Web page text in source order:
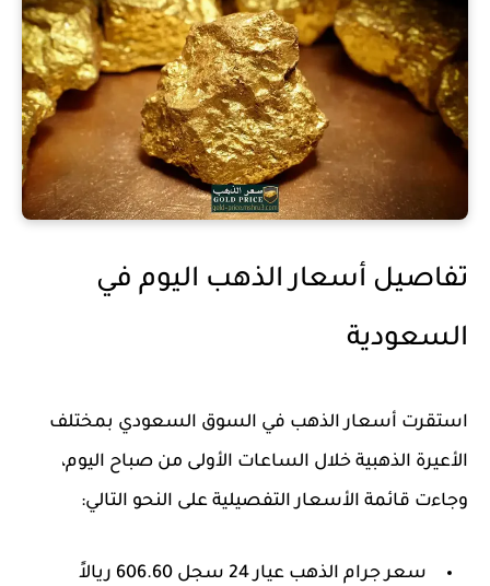
تفاصيل أسعار الذهب اليوم في
السعودية
استقرت أسعار الذهب في السوق السعودي بمختلف
الأعيرة الذهبية خلال الساعات الأولى من صباح اليوم،
وجاءت قائمة الأسعار التفصيلية على النحو التالي:
سعر جرام الذهب عيار 24 سجل
606.60 ريالاً